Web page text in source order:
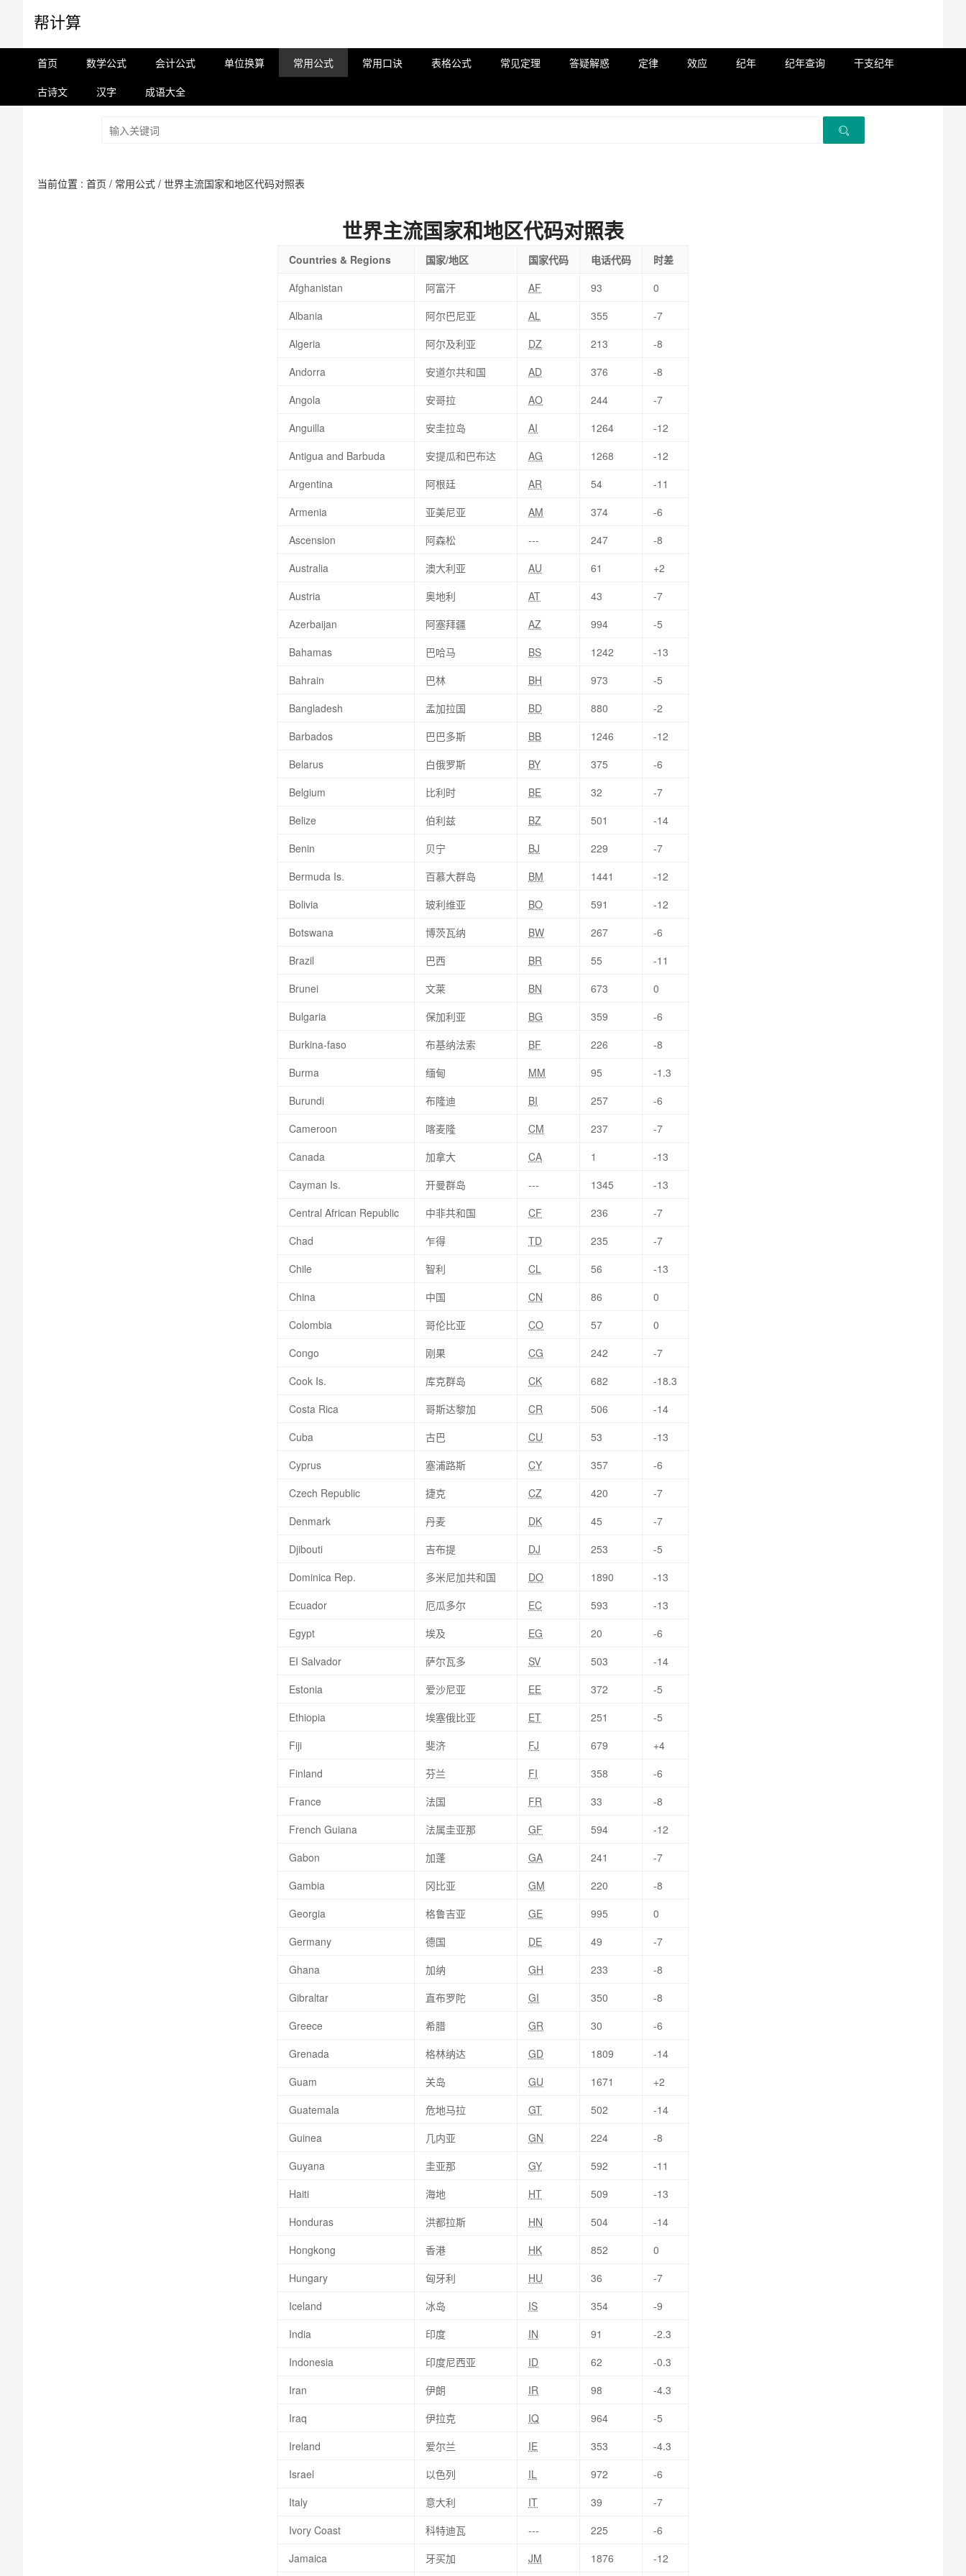
帮计算
首页 数学公式 会计公式 单位换算 常用公式 常用口诀 表格公式 常见定理 答疑解惑 定律 效应 纪年 纪年查询
干支纪年
古诗文
汉字 成语大全
当前位置 : 首页 / 常用公式 / 世界主流国家和地区代码对照表
世界主流国家和地区代码对照表
Countries & Regions 国家/地区 国家代码 电话代码
时差
Afghanistan
阿富汗 AF 93
0
Albania
阿尔巴尼亚 AL 355
-7
Algeria
阿尔及利亚 DZ 213
-8
Andorra
安道尔共和国 AD 376
-8
Angola
安哥拉 AO 244
-7
Anguilla
安圭拉岛 AI 1264
-12
Antigua and Barbuda
安提瓜和巴布达 AG 1268
-12
Argentina
阿根廷 AR 54
-11
Armenia
亚美尼亚 AM 374
-6
Ascension
阿森松 --- 247
-8
Australia
澳大利亚 AU 61
+2
Austria
奥地利 AT 43
-7
Azerbaijan
阿塞拜疆 AZ 994
-5
Bahamas
巴哈马 BS 1242
-13
Bahrain
巴林 BH 973
-5
Bangladesh
孟加拉国 BD 880
-2
Barbados
巴巴多斯 BB 1246
-12
Belarus
白俄罗斯 BY 375
-6
Belgium
比利时 BE 32
-7
Belize
伯利兹 BZ 501
-14
Benin
贝宁 BJ 229
-7
Bermuda Is.
百慕大群岛 BM 1441
-12
Bolivia
玻利维亚 BO 591
-12
Botswana
博茨瓦纳 BW 267
-6
Brazil
巴西 BR 55
-11
Brunei
文莱 BN 673
0
Bulgaria
保加利亚 BG 359
-6
Burkina-faso
布基纳法索 BF 226
-8
Burma
缅甸 MM 95
-1.3
Burundi
布隆迪 BI 257
-6
Cameroon
喀麦隆 CM 237
-7
Canada
加拿大 CA 1
-13
Cayman Is.
开曼群岛 --- 1345
-13
Central African Republic
中非共和国 CF 236
-7
Chad
乍得 TD 235
-7
Chile
智利 CL 56
-13
China
中国 CN 86
0
Colombia
哥伦比亚 CO 57
0
Congo
刚果 CG 242
-7
Cook Is.
库克群岛 CK 682
-18.3
Costa Rica
哥斯达黎加 CR 506
-14
Cuba
古巴 CU 53
-13
Cyprus
塞浦路斯 CY 357
-6
Czech Republic
捷克 CZ 420
-7
Denmark
丹麦 DK 45
-7
Djibouti
吉布提 DJ 253
-5
Dominica Rep.
多米尼加共和国 DO 1890
-13
Ecuador
厄瓜多尔 EC 593
-13
Egypt
埃及 EG 20
-6
EI Salvador
萨尔瓦多 SV 503
-14
Estonia
爱沙尼亚 EE 372
-5
Ethiopia
埃塞俄比亚 ET 251
-5
Fiji
斐济 FJ 679
+4
Finland
芬兰 FI 358
-6
France
法国 FR 33
-8
French Guiana
法属圭亚那 GF 594
-12
Gabon
加蓬 GA 241
-7
Gambia
冈比亚 GM 220
-8
Georgia
格鲁吉亚 GE 995
0
Germany
德国 DE 49
-7
Ghana
加纳 GH 233
-8
Gibraltar
直布罗陀 GI 350
-8
Greece
希腊 GR 30
-6
Grenada
格林纳达 GD 1809
-14
Guam
关岛 GU 1671
+2
Guatemala
危地马拉 GT 502
-14
Guinea
几内亚 GN 224
-8
Guyana
圭亚那 GY 592
-11
Haiti
海地 HT 509
-13
Honduras
洪都拉斯 HN 504
-14
Hongkong
香港 HK 852
0
Hungary
匈牙利 HU 36
-7
Iceland
冰岛 IS 354
-9
India
印度 IN 91
-2.3
Indonesia
印度尼西亚 ID 62
-0.3
Iran
伊朗 IR 98
-4.3
Iraq
伊拉克 IQ 964
-5
Ireland
爱尔兰 IE 353
-4.3
Israel
以色列 IL 972
-6
Italy
意大利 IT 39
-7
Ivory Coast
科特迪瓦 --- 225
-6
Jamaica
牙买加 JM 1876 -12